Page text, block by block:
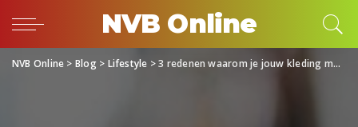
NVB Online
NVB Online > Blog> Lifestyle >3 redenen waarom je jouw kleding moet doorverkopen!